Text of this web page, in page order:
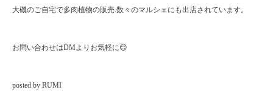
大磯のご自宅で多肉植物の販売.数々のマルシェにも出店されています。
お問い合わせはDMよりお気軽に😊
posted by RUMI